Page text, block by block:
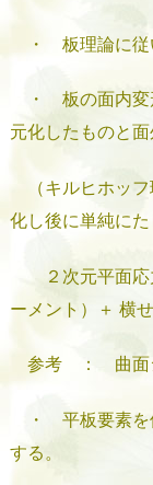
・ 板理論に従
・ 板の面内変
元化したものと
（キルヒホッフ
化し後に単純にた
２次元平面応
ーメント）＋ 横
参考 ： 曲面シ
・ 平板要素を
する。